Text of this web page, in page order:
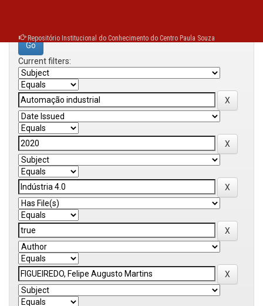
Repositório Institucional do Conhecimento do Centro Paula Souza
Current filters: